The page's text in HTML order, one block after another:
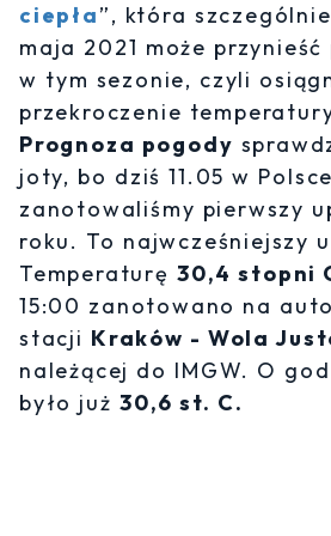
ciepła”, która
maja 2021 może przynieść
w tym sezonie, czyli
przekroczenie
Prognoza pogody
joty, bo dziś 11.05 w Polsce
zanotowaliśmy pierwszy
roku. To najwcześniejszy
Temperaturę 30,4 stopni
15:00 zanotowano na
stacji Kraków - Wola
należącej do IMGW. O
było już 30,6 st. C.